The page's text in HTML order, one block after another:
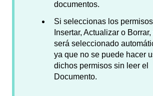
documentos.
Si seleccionas los
Insertar, Actualizar o
será seleccionado
ya que no se puede hacer
dichos permisos sin leer el
Documento.